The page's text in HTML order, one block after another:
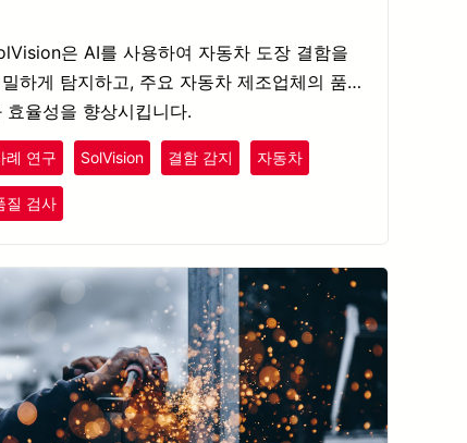
은 AI를 사용하여 자동차 도장 결함을
하게 탐지하고, 주요 자동차 제조업체의 품질
효율성을 향상시킵니다.
례 연구 SolVision 결함 감지 자동차
질 검사